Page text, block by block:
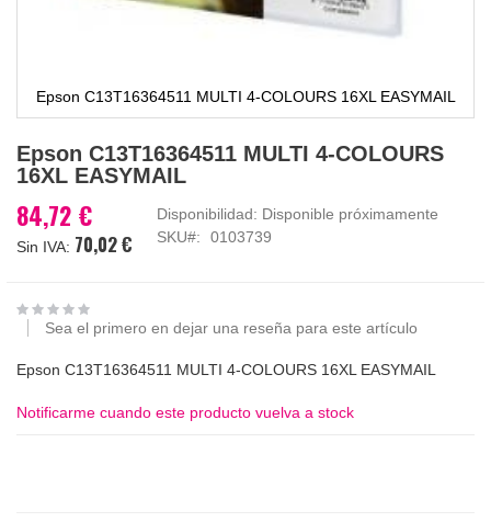
Epson C13T16364511 MULTI 4-COLOURS 16XL EASYMAIL
al
comienzo
la
galería
Epson C13T16364511 MULTI 4-COLOURS
16XL EASYMAIL
84,72 €
70,02 €
Disponibilidad: Disponible próximamente
SKU
0103739
Sea el primero en dejar una reseña para este artículo
Epson C13T16364511 MULTI 4-COLOURS 16XL EASYMAIL
Notificarme cuando este producto vuelva a stock